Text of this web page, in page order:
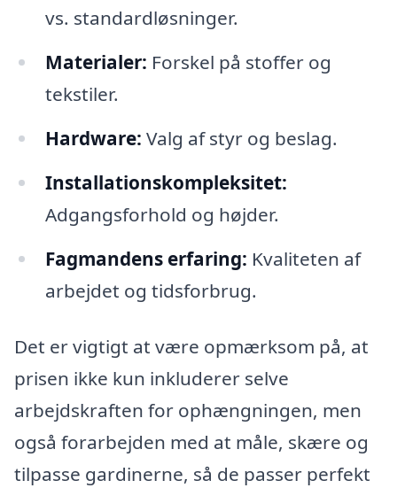
vs. standardløsninger.
Materialer: Forskel på stoffer og
tekstiler.
Hardware: Valg af styr og beslag.
Installationskompleksitet:
Adgangsforhold og højder.
Fagmandens erfaring: Kvaliteten af
arbejdet og tidsforbrug.
Det er vigtigt at være opmærksom på, at
prisen ikke kun inkluderer selve
arbejdskraften for ophængningen, men
også forarbejden med at måle, skære og
tilpasse gardinerne, så de passer perfekt